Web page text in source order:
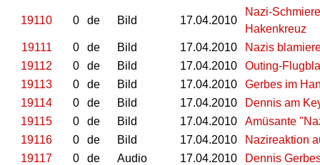
19110 0 de Bild 17.04.2010
Nazi-
Hakenkreuz
19111
0 de Bild 17.04.2010
Nazis
19112
0 de Bild 17.04.2010
Outing-
19113
0 de Bild 17.04.2010
Gerbes im
19114
0 de Bild 17.04.2010
Dennis am
19115
0 de Bild 17.04.2010
Amüsante
19116
0 de Bild 17.04.2010
Nazireaktion
19117
0 de Audio 17.04.2010
Dennis